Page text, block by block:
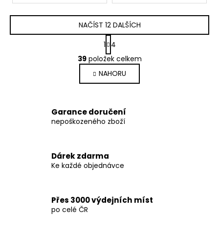
O
v
l
á
a
c
v
v
ý
NAČÍST 12 DALŠÍCH
S
t
r
á
n
k
á
n
1
4
39položek celkem
NAHORU
Garance doručení
nepoškozeného zboží
Dárek zdarma
Ke každé objednávce
Přes 3000 výdejních míst
po celé ČR